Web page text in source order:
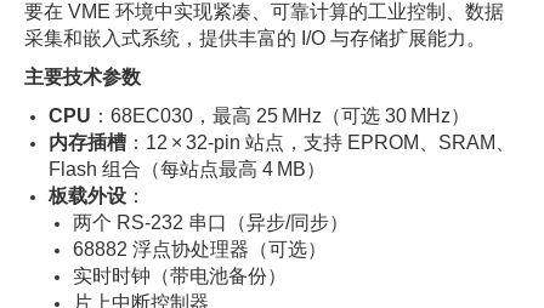
要在 VME 环境中实现紧凑、可靠计算的工业控制、数据
采集和嵌入式系统，提供丰富的 I/O 与存储扩展能力。
主要技术参数
CPU ：68EC030，最高 25 MHz（可选 30 MHz）
内存插槽 ：12 × 32‑pin 站点，支持 EPROM、SRAM、
Flash 组合（每站点最高 4 MB）
板载外设 ：
两个 RS‑232 串口（异步/同步）
68882 浮点协处理器（可选）
实时时钟（带电池备份）
片上中断控制器